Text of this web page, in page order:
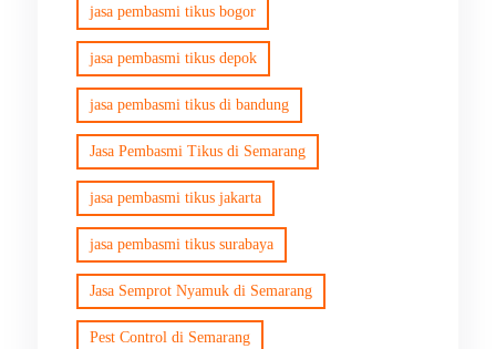
jasa pembasmi tikus bogor
jasa pembasmi tikus depok
jasa pembasmi tikus di bandung
Jasa Pembasmi Tikus di Semarang
jasa pembasmi tikus jakarta
jasa pembasmi tikus surabaya
Jasa Semprot Nyamuk di Semarang
Pest Control di Semarang